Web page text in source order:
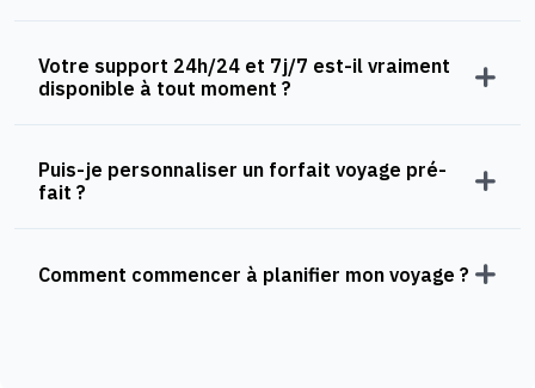
Votre support 24h/24 et 7j/7 est-il vraiment
disponible à tout moment ?
Puis-je personnaliser un forfait voyage pré-
fait ?
Comment commencer à planifier mon voyage ?